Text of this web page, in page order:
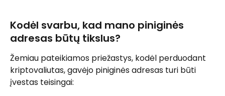
Kodėl svarbu, kad mano piniginės
adresas būtų tikslus?
Žemiau pateikiamos priežastys, kodėl perduodant
kriptovaliutas, gavėjo piniginės adresas turi būti
įvestas teisingai: